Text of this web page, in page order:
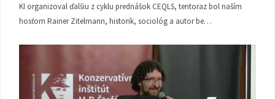
KI organizoval ďalšiu z cyklu prednášok CEQLS, tentoraz bol naším
hosťom Rainer Zitelmann, historik, sociológ a autor be…